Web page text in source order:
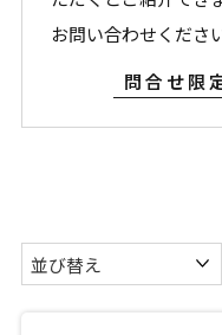
お問い合わせくださ
問合せ限